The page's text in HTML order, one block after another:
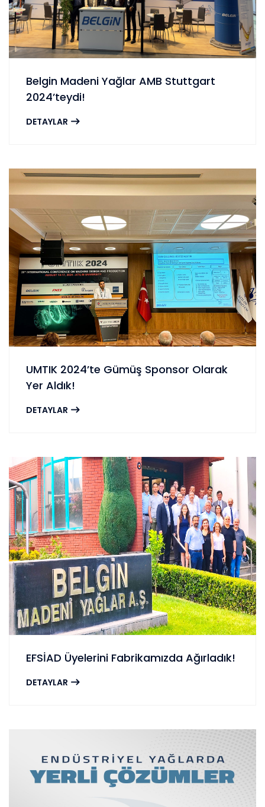
Belgin Madeni Yağlar AMB Stuttgart
2024’teydi!
DETAYLAR
UMTIK 2024’te Gümüş Sponsor Olarak
Yer Aldık!
DETAYLAR
EFSİAD Üyelerini Fabrikamızda Ağırladık!
DETAYLAR